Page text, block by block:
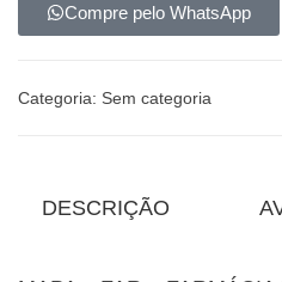
Compre pelo WhatsApp
Categoria: Sem categoria
DESCRIÇÃO